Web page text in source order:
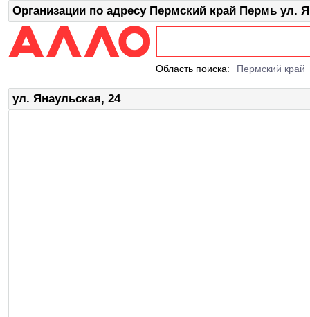
Организации по адресу Пермский край Пермь ул.
Область поиска: Пермский край
ул. Янаульская, 24